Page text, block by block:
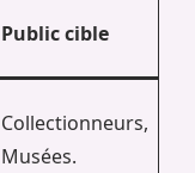
Public cible
Collectionneurs,
Musées.